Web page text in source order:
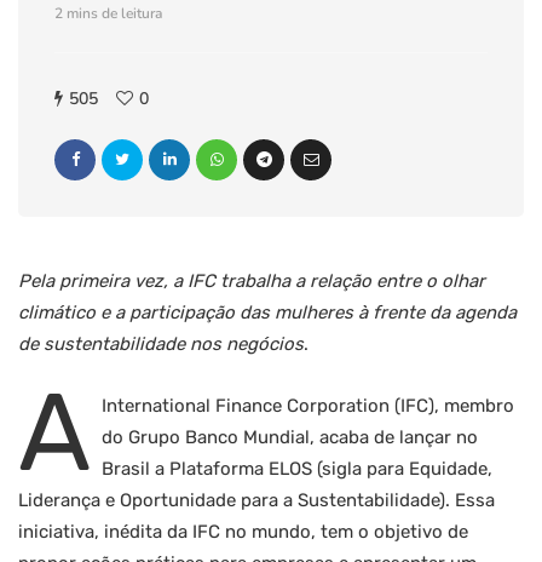
2 mins de leitura
505 0
Pela primeira vez, a IFC trabalha a relação entre o olhar
climático e a participação das mulheres à frente da agenda
de sustentabilidade nos negócios.
A
International Finance Corporation (IFC), membro
do Grupo Banco Mundial, acaba de lançar no
Brasil a Plataforma ELOS (sigla para Equidade,
Liderança e Oportunidade para a Sustentabilidade). Essa
iniciativa, inédita da IFC no mundo, tem o objetivo de